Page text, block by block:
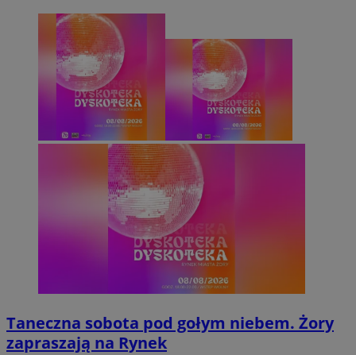
Taneczna sobota pod gołym niebem. Żory
zapraszają na Rynek